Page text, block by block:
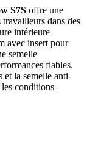
S7S offre une
dans des
intérieure
avec insert pour
semelle
fiables.
et la semelle anti-
conditions